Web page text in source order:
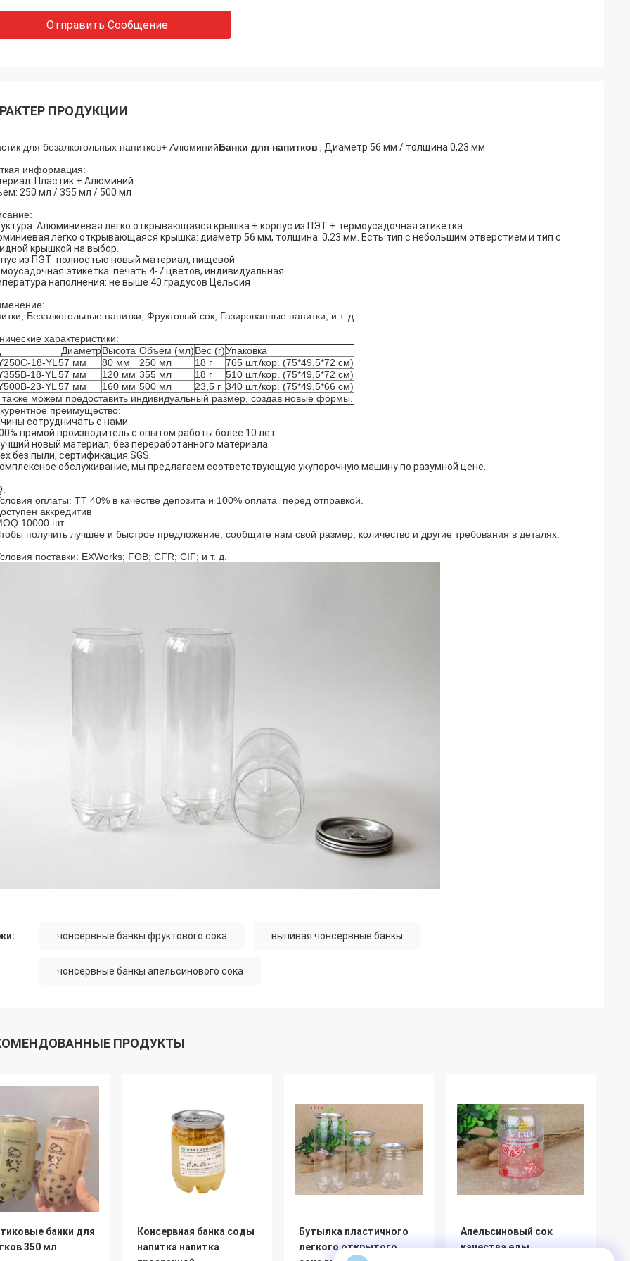
Отправить Сообщение
ПРОДУКЦИИ
для безалкогольных напитков+ АлюминийБанки для напитков , Диаметр 56 мм / толщина 0,23 мм
информация:
Пластик + Алюминий
250 мл / 355 мл / 500 мл
Алюминиевая легко открывающаяся крышка + корпус из ПЭТ + термоусадочная этикетка
легко открывающаяся крышка: диаметр 56 мм, толщина: 0,23 мм. Есть тип с небольшим отверстием и тип с
крышкой на выбор.
из ПЭТ: полностью новый материал, пищевой
этикетка: печать 4-7 цветов, индивидуальная
наполнения: не выше 40 градусов Цельсия
Безалкогольные напитки; Фруктовый сок; Газированные напитки; и т. д.
характеристики:
ДиаметрВысота Объем (мл)Вес (г)Упаковка
18-YL 57 мм 80 мм 250 мл 18 г
765 шт./кор. (75*49,5*72 см)
18-YL 57 мм 120 мм 355 мл 18 г
510 шт./кор. (75*49,5*72 см)
23-YL 57 мм 160 мм 500 мл 23,5 г 340 шт./кор. (75*49,5*66 см)
можем предоставить индивидуальный размер, создав новые формы.
преимущество:
сотрудничать с нами:
прямой производитель с опытом работы более 10 лет.
новый материал, без переработанного материала.
без пыли, сертификация SGS.
обслуживание, мы предлагаем соответствующую укупорочную машину по разумной цене.
оплаты: TT 40% в качестве депозита и 100% оплата перед отправкой.
аккредитив
10000 шт.
получить лучшее и быстрое предложение, сообщите нам свой размер, количество и другие требования в деталях.
поставки: EXWorks; FOB; CFR; CIF; и т. д.
чонсервные банкы фруктового сока выпивая чонсервные банкы
чонсервные банкы апельсинового сока
ПРОДУКТЫ
банки для
350 мл
Консервная банка соды
напитка напитка
Бутылка пластичного
легкого открытого
Апельсиновый сок
качества еды